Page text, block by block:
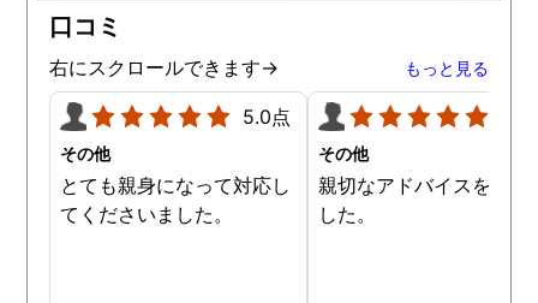
口コミ
右にスクロールできます→ もっと見る
5.0点
その他
とても親身になって対応し
てくださいました。
その他
親切なアドバイスを頂き
した。